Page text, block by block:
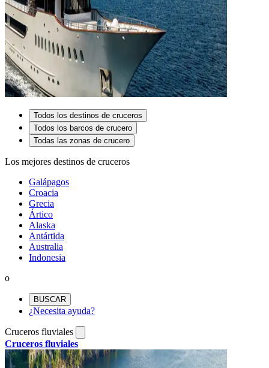
Todos los destinos de cruceros
Todos los barcos de crucero
Todas las zonas de crucero
Los mejores destinos de cruceros
Galápagos
Croacia
Grecia
Ártico
Alaska
Antártida
Australia
Indonesia
o
BUSCAR
¿Necesita ayuda?
Cruceros fluviales
Cruceros fluviales